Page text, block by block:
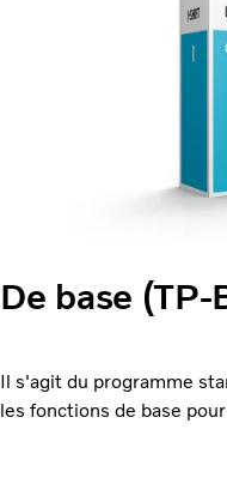
De base (TP-
Il s'agit du programme
les fonctions de base